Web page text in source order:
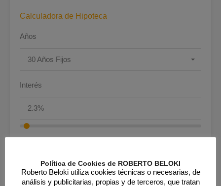
Calculadora de Hipoteca
Años
30 Años Fijos
Interés
Política de Cookies de ROBERTO BELOKI
Roberto Beloki utiliza cookies técnicas o necesarias, de
análisis y publicitarias, propias y de terceros, que tratan